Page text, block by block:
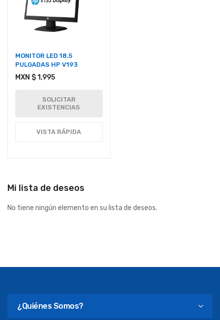
MONITOR LED 18.5
PULGADAS HP V193
MXN $ 1,995
SOLICITAR
EXISTENCIAS
VISTA RÁPIDA
Mi lista de deseos
No tiene ningún elemento en su lista de deseos.
¿Quiénes Somos?